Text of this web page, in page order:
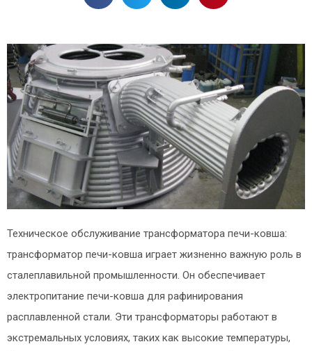
Техническое обслуживание трансформатора печи-ковша:
трансформатор печи-ковша играет жизненно важную роль в
сталеплавильной промышленности. Он обеспечивает
электропитание печи-ковша для рафинирования
расплавленной стали. Эти трансформаторы работают в
экстремальных условиях, таких как высокие температуры,